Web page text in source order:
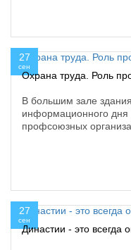
27
сен
Охрана труда. Роль
В большим зале
информационного
профсоюзных
27
сен
Династии - это всегда